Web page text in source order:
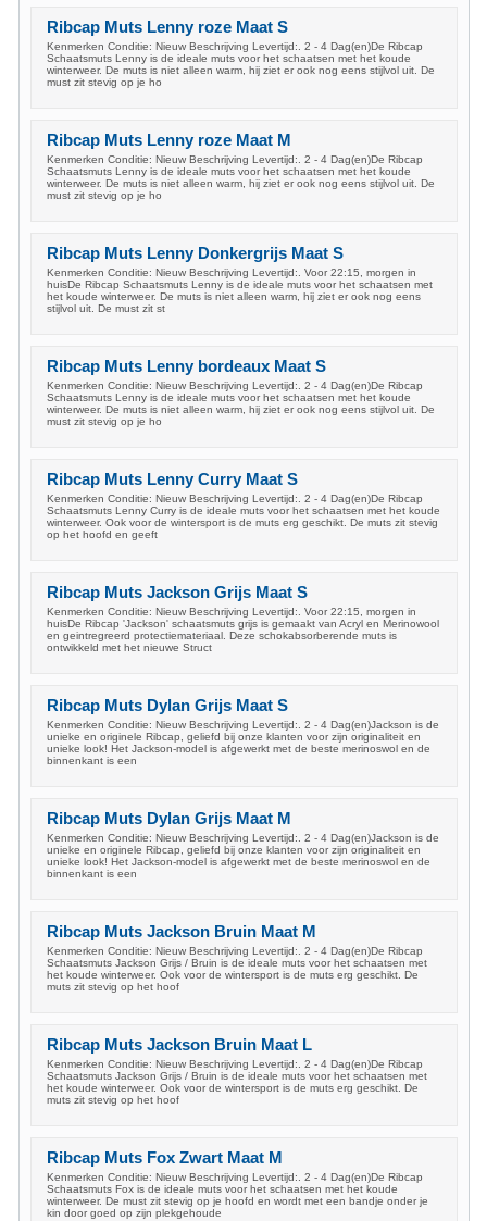
Ribcap Muts Lenny roze Maat S
Kenmerken Conditie: Nieuw Beschrijving Levertijd:. 2 - 4 Dag(en)De Ribcap
Schaatsmuts Lenny is de ideale muts voor het schaatsen met het koude
winterweer. De muts is niet alleen warm, hij ziet er ook nog eens stijlvol uit. De
must zit stevig op je ho
Ribcap Muts Lenny roze Maat M
Kenmerken Conditie: Nieuw Beschrijving Levertijd:. 2 - 4 Dag(en)De Ribcap
Schaatsmuts Lenny is de ideale muts voor het schaatsen met het koude
winterweer. De muts is niet alleen warm, hij ziet er ook nog eens stijlvol uit. De
must zit stevig op je ho
Ribcap Muts Lenny Donkergrijs Maat S
Kenmerken Conditie: Nieuw Beschrijving Levertijd:. Voor 22:15, morgen in
huisDe Ribcap Schaatsmuts Lenny is de ideale muts voor het schaatsen met
het koude winterweer. De muts is niet alleen warm, hij ziet er ook nog eens
stijlvol uit. De must zit st
Ribcap Muts Lenny bordeaux Maat S
Kenmerken Conditie: Nieuw Beschrijving Levertijd:. 2 - 4 Dag(en)De Ribcap
Schaatsmuts Lenny is de ideale muts voor het schaatsen met het koude
winterweer. De muts is niet alleen warm, hij ziet er ook nog eens stijlvol uit. De
must zit stevig op je ho
Ribcap Muts Lenny Curry Maat S
Kenmerken Conditie: Nieuw Beschrijving Levertijd:. 2 - 4 Dag(en)De Ribcap
Schaatsmuts Lenny Curry is de ideale muts voor het schaatsen met het koude
winterweer. Ook voor de wintersport is de muts erg geschikt. De muts zit stevig
op het hoofd en geeft
Ribcap Muts Jackson Grijs Maat S
Kenmerken Conditie: Nieuw Beschrijving Levertijd:. Voor 22:15, morgen in
huisDe Ribcap 'Jackson' schaatsmuts grijs is gemaakt van Acryl en Merinowool
en geintregreerd protectiemateriaal. Deze schokabsorberende muts is
ontwikkeld met het nieuwe Struct
Ribcap Muts Dylan Grijs Maat S
Kenmerken Conditie: Nieuw Beschrijving Levertijd:. 2 - 4 Dag(en)Jackson is de
unieke en originele Ribcap, geliefd bij onze klanten voor zijn originaliteit en
unieke look! Het Jackson-model is afgewerkt met de beste merinoswol en de
binnenkant is een
Ribcap Muts Dylan Grijs Maat M
Kenmerken Conditie: Nieuw Beschrijving Levertijd:. 2 - 4 Dag(en)Jackson is de
unieke en originele Ribcap, geliefd bij onze klanten voor zijn originaliteit en
unieke look! Het Jackson-model is afgewerkt met de beste merinoswol en de
binnenkant is een
Ribcap Muts Jackson Bruin Maat M
Kenmerken Conditie: Nieuw Beschrijving Levertijd:. 2 - 4 Dag(en)De Ribcap
Schaatsmuts Jackson Grijs / Bruin is de ideale muts voor het schaatsen met
het koude winterweer. Ook voor de wintersport is de muts erg geschikt. De
muts zit stevig op het hoof
Ribcap Muts Jackson Bruin Maat L
Kenmerken Conditie: Nieuw Beschrijving Levertijd:. 2 - 4 Dag(en)De Ribcap
Schaatsmuts Jackson Grijs / Bruin is de ideale muts voor het schaatsen met
het koude winterweer. Ook voor de wintersport is de muts erg geschikt. De
muts zit stevig op het hoof
Ribcap Muts Fox Zwart Maat M
Kenmerken Conditie: Nieuw Beschrijving Levertijd:. 2 - 4 Dag(en)De Ribcap
Schaatsmuts Fox is de ideale muts voor het schaatsen met het koude
winterweer. De must zit stevig op je hoofd en wordt met een bandje onder je
kin door goed op zijn plekgehoude